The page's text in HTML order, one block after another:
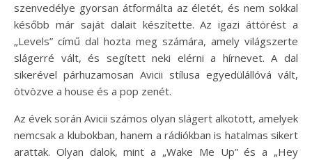
szenvedélye gyorsan átformálta az életét, és nem sokkal
később már saját dalait készítette. Az igazi áttörést a
„Levels” című dal hozta meg számára, amely világszerte
slágerré vált, és segített neki elérni a hírnevet. A dal
sikerével párhuzamosan Avicii stílusa egyedülállóvá vált,
ötvözve a house és a pop zenét.
Az évek során Avicii számos olyan slágert alkotott, amelyek
nemcsak a klubokban, hanem a rádiókban is hatalmas sikert
arattak. Olyan dalok, mint a „Wake Me Up” és a „Hey